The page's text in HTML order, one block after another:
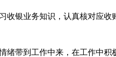
收银业务知识，认真核对应
绪带到工作中来，在工作中